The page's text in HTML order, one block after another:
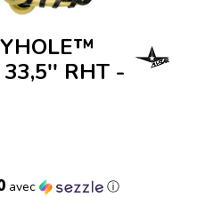
RHT -
avec ⓘ